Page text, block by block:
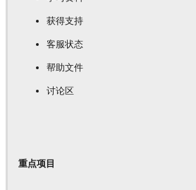
获得支持
客服状态
帮助文件
讨论区
重点项目